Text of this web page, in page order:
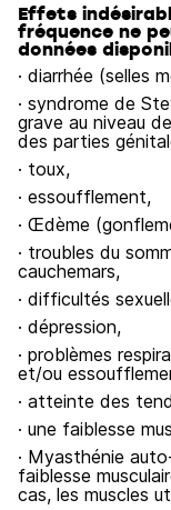
Effets
fréquence ne
données
· diarrhée (selles
· syndrome de
grave au niveau
des parties
· toux,
· essoufflement,
· Œdème
· troubles du
cauchemars,
· difficultés
· dépression,
· problèmes
et/ou
· atteinte des
· une faiblesse
· Myasthénie
faiblesse
cas, les muscles